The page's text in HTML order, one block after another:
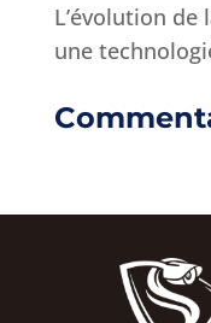
L’évolution de
une